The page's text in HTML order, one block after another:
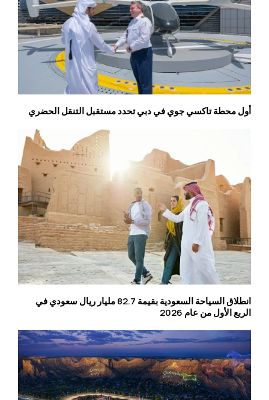
أول محطة تاكسي جوي في دبي تحدد مستقبل التنقل الحضري
انطلاق السياحة السعودية بقيمة 82.7 مليار ريال سعودي في
الربع الأول من عام 2026